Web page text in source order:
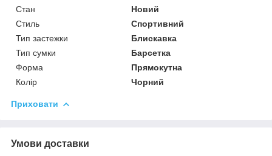
Стан
Новий
Стиль
Спортивний
Тип застежки
Блискавка
Тип сумки
Барсетка
Форма
Прямокутна
Колір
Чорний
Приховати
Умови доставки